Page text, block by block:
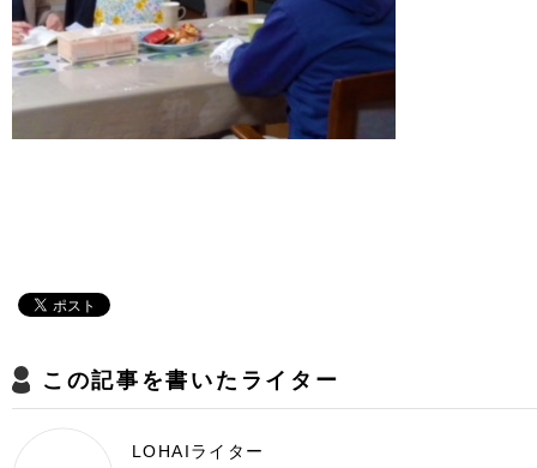
この記事を書いたライター
LOHAIライター